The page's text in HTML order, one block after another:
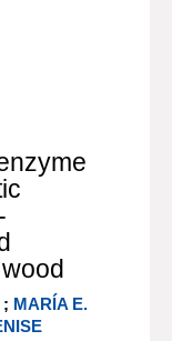
; MARÍA E.